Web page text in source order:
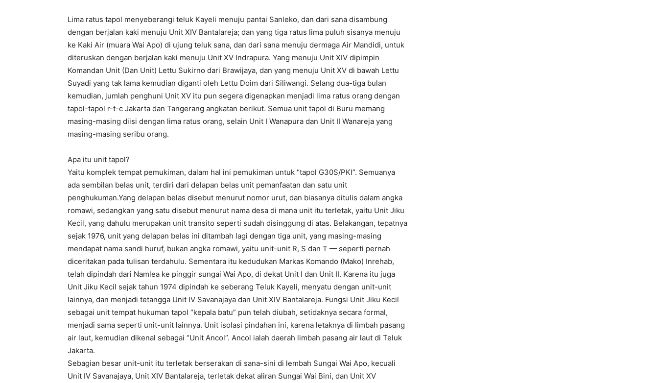
Lima ratus tapol menyeberangi teluk Kayeli menuju pantai Sanleko, dan dari sana disambung
dengan berjalan kaki menuju Unit XIV Bantalareja; dan yang tiga ratus lima puluh sisanya menuju
ke Kaki Air (muara Wai Apo) di ujung teluk sana, dan dari sana menuju dermaga Air Mandidi, untuk
diteruskan dengan berjalan kaki menuju Unit XV Indrapura. Yang menuju Unit XIV dipimpin
Komandan Unit (Dan Unit) Lettu Sukirno dari Brawijaya, dan yang menuju Unit XV di bawah Lettu
Suyadi yang tak lama kemudian diganti oleh Lettu Doim dari Siliwangi. Selang dua-tiga bulan
kemudian, jumlah penghuni Unit XV itu pun segera digenapkan menjadi lima ratus orang dengan
tapol-tapol r-t-c Jakarta dan Tangerang angkatan berikut. Semua unit tapol di Buru memang
masing-masing diisi dengan lima ratus orang, selain Unit I Wanapura dan Unit II Wanareja yang
masing-masing seribu orang.
Apa itu unit tapol?
Yaitu komplek tempat pemukiman, dalam hal ini pemukiman untuk “tapol G30S/PKI”. Semuanya
ada sembilan belas unit, terdiri dari delapan belas unit pemanfaatan dan satu unit
penghukuman.Yang delapan belas disebut menurut nomor urut, dan biasanya ditulis dalam angka
romawi, sedangkan yang satu disebut menurut nama desa di mana unit itu terletak, yaitu Unit Jiku
Kecil, yang dahulu merupakan unit transito seperti sudah disinggung di atas. Belakangan, tepatnya
sejak 1976, unit yang delapan belas ini ditambah lagi dengan tiga unit, yang masing-masing
mendapat nama sandi huruf, bukan angka romawi, yaitu unit-unit R, S dan T — seperti pernah
diceritakan pada tulisan terdahulu. Sementara itu kedudukan Markas Komando (Mako) Inrehab,
telah dipindah dari Namlea ke pinggir sungai Wai Apo, di dekat Unit I dan Unit II. Karena itu juga
Unit Jiku Kecil sejak tahun 1974 dipindah ke seberang Teluk Kayeli, menyatu dengan unit-unit
lainnya, dan menjadi tetangga Unit IV Savanajaya dan Unit XIV Bantalareja. Fungsi Unit Jiku Kecil
sebagai unit tempat hukuman tapol “kepala batu” pun telah diubah, setidaknya secara formal,
menjadi sama seperti unit-unit lainnya. Unit isolasi pindahan ini, karena letaknya di limbah pasang
air laut, kemudian dikenal sebagai “Unit Ancol”. Ancol ialah daerah limbah pasang air laut di Teluk
Jakarta.
Sebagian besar unit-unit itu terletak berserakan di sana-sini di lembah Sungai Wai Apo, kecuali
Unit IV Savanajaya, Unit XIV Bantalareja, terletak dekat aliran Sungai Wai Bini, dan Unit XV